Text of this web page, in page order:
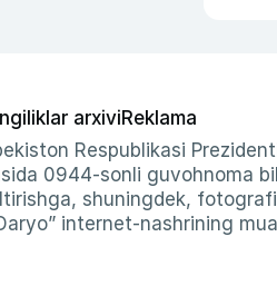
arxiviReklama
Respublikasi
0944-sonli guvohnoma
shuningdek,
internet-nashrining